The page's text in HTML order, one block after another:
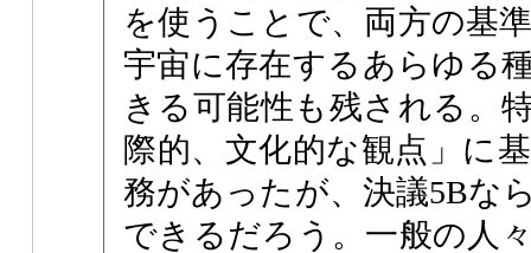
を使うことで、両方の基
宇宙に存在するあらゆる
きる可能性も残される。
際的、文化的な観点」に
務があったが、決議5Bな
できるだろう。一般の人